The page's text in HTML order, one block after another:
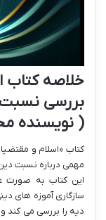
خلاصه کتاب
بررسی نسبت
( نویسنده
کتاب «اسلام و
مهمی درباره نسبت
این کتاب به صورت
سازگاری آموزه های
دیه را بررسی می کند